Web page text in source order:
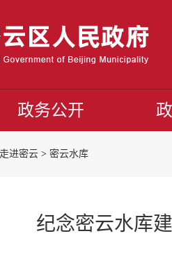
政务公开
走进密云 > 密云水库
纪念密云水库